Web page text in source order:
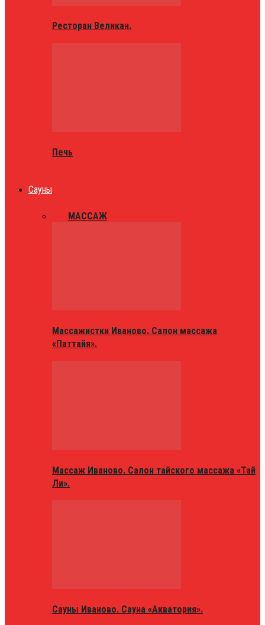
Ресторан Великан.
Печь
Сауны
МАССАЖ
Массажистки Иваново. Салон массажа
«Паттайя».
Массаж Иваново. Салон тайского массажа «Тай
Ли».
Сауны Иваново. Сауна «Акватория».